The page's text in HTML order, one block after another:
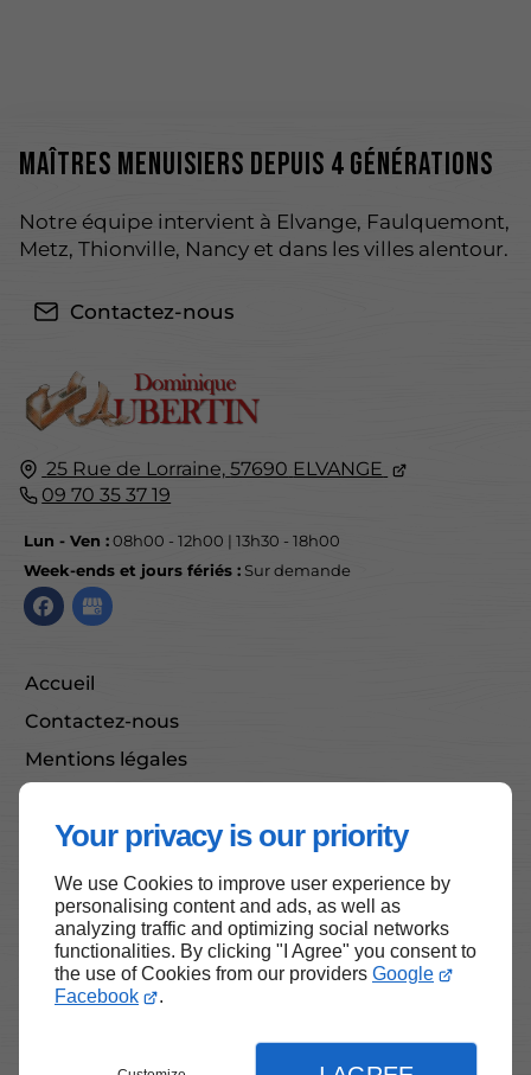
Your privacy is our priority
We use Cookies to improve user experience by
personalising content and ads, as well as
analyzing traffic and optimizing social networks
functionalities. By clicking "I Agree" you consent to
the use of Cookies from our providers Google
Facebook
.
25 Rue de Lorraine, 57690 ELVANGE
09 70 35 37 19
Lun - Ven :08h00 - 12h00 | 13h30 - 18h00
Week-ends et jours fériés : Sur demande
Accueil
Contactez-nous
Mentions légales
Maîtres menuisiers depuis 4 générations
Notre équipe intervient à Elvange, Faulquemont,
Metz, Thionville, Nancy et dans les villes alentour.
Contactez-nous
Haut de page